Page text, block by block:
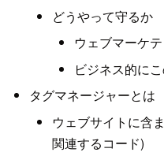
どうやって守るか
ウェブマーケ
ビジネス的に
タグマネージャーとは
ウェブサイトに含
関連するコード)